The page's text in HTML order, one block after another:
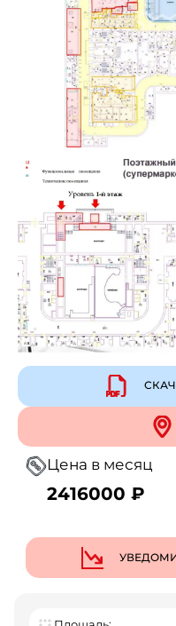
Цена в месяц
2416000 ₽